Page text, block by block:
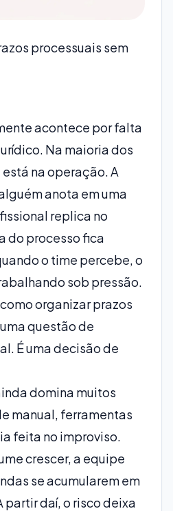
processuais sem
acontece por falta
Na maioria dos
na operação. A
anota em uma
replica no
do processo fica
o time percebe, o
sob pressão.
organizar prazos
questão de
É uma decisão de
domina muitos
manual, ferramentas
feita no improviso.
crescer, a equipe
se acumularem em
partir daí, o risco deixa